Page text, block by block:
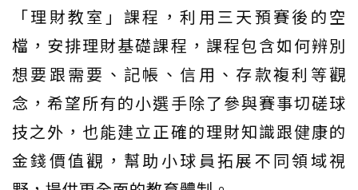
「理財教室」課程，利用三天預賽後的空
檔，安排理財基礎課程，課程包含如何辨別
想要跟需要、記帳、信用、存款複利等觀
念，希望所有的小選手除了參與賽事切磋球
技之外，也能建立正確的理財知識跟健康的
金錢價值觀，幫助小球員拓展不同領域視